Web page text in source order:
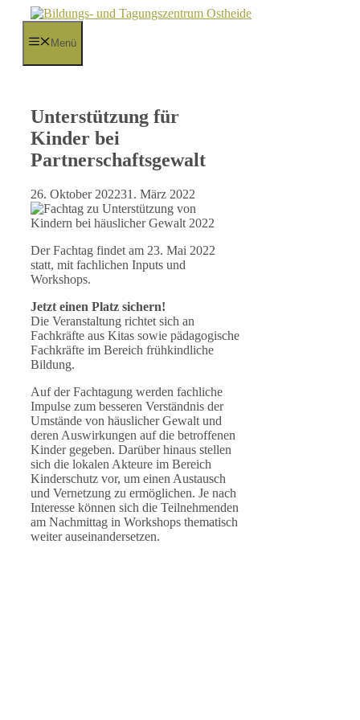
Inhalt
springen Menü
Unterstützung für
Kinder bei
Partnerschaftsgewalt
26. Oktober 202231. März 2022
Der Fachtag findet am 23. Mai 2022
statt, mit fachlichen Inputs und
Workshops.
Jetzt einen Platz sichern!
Die Veranstaltung richtet sich an
Fachkräfte aus Kitas sowie pädagogische
Fachkräfte im Bereich frühkindliche
Bildung.
Auf der Fachtagung werden fachliche
Impulse zum besseren Verständnis der
Umstände von häuslicher Gewalt und
deren Auswirkungen auf die betroffenen
Kinder gegeben. Darüber hinaus stellen
sich die lokalen Akteure im Bereich
Kinderschutz vor, um einen Austausch
und Vernetzung zu ermöglichen. Je nach
Interesse können sich die Teilnehmenden
am Nachmittag in Workshops thematisch
weiter auseinandersetzen.